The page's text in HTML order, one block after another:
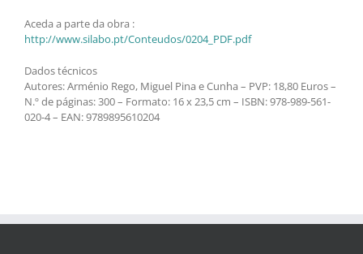
Aceda a parte da obra :
http://www.silabo.pt/Conteudos/0204_PDF.pdf
Dados técnicos
Autores: Arménio Rego, Miguel Pina e Cunha – PVP: 18,80 Euros –
N.º de páginas: 300 – Formato: 16 x 23,5 cm – ISBN: 978-989-561-
020-4 – EAN: 9789895610204